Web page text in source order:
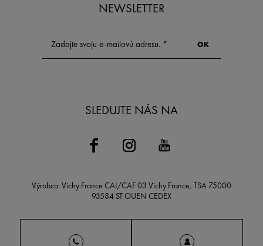
NEWSLETTER
SLEDUJTE NÁS NA
Výrobca: Vichy France CAI/CAF 03 Vichy France, TSA 75000
93584 ST OUEN CEDEX